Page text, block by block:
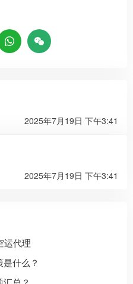
2025年7月19日 下午3:41
2025年7月19日 下午3:41
运代理
什么？